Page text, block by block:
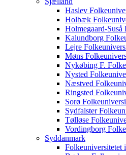
Haslev
Holbæk
Holmegaard-Suså
Kalundborg
Lejre
Møns
Nykøbing F.
Nysted
Næstved
Ringsted
Sorø
Sydfalster
Tølløse
Vordingborg
Syddanmark
Folkeuniversitetet